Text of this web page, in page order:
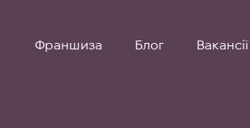
Франшиза Блог Вакансії